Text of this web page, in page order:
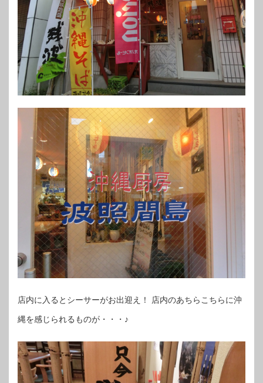
店内に入るとシーサーがお出迎え！ 店内のあちらこちらに沖
縄を感じられるものが・・・♪